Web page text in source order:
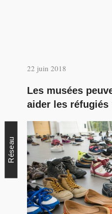
22 juin 2018
Les musées
aider les réfugiés
Réseau